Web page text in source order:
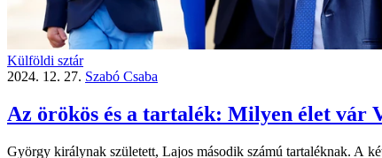
Külföldi sztár
2024. 12. 27. Szabó Csaba
Az örökös és a tartalék: Milyen élet vár
György királynak született, Lajos második számú tartaléknak. A